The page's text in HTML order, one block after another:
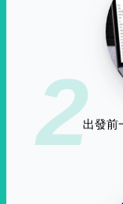
2出發前